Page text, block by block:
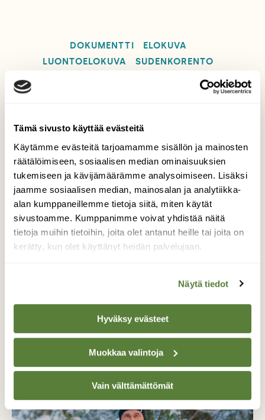
Tämä sivusto käyttää evästeitä
Käytämme evästeitä tarjoamamme sisällön ja mainosten
räätälöimiseen, sosiaalisen median ominaisuuksien
tukemiseen ja kävijämäärämme analysoimiseen. Lisäksi
jaamme sosiaalisen median, mainosalan ja analytiikka-
alan kumppaneillemme tietoja siitä, miten käytät
sivustoamme. Kumppanimme voivat yhdistää näitä
tietoja muihin tietoihin, joita olet antanut heille tai joita on
kerätty, kun olet käyttänyt heidän palvelujaan.
Näytä tiedot
Hyväksy evästeet
Muokkaa valintoja
Vain välttämättömät
DOKUMENTTI
ELOKUVA
LUONTOELOKUVA
SUDENKORENTO
Tilaa Suomen Luonto
Tue ajankohtaista ja asiantuntevaa
luonto- ja ympäristöjournalismia.
Tilaa Suomen Luonto ja tule mukaan
luonnonystävien joukkoon!
Alk. 3 numeroa 23,40 €.
Lisää aiheesta